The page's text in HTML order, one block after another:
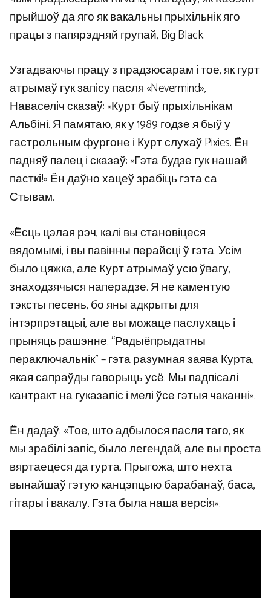
прыйшоў да яго як вакальны прыхільнік яго
працы з папярэдняй групай, Big Black.
Узгадваючы працу з прадзюсарам і тое, як гурт
атрымаў гук запісу пасля «Nevermind»,
Наваселіч сказаў: «Курт быў прыхільнікам
Альбіні. Я памятаю, як у 1989 годзе я быў у
гастрольным фургоне і Курт слухаў Pixies. Ён
падняў палец і сказаў: «Гэта будзе гук нашай
пасткі!» Ён даўно хацеў зрабіць гэта са
Стывам.
«Ёсць цэлая рэч, калі вы становіцеся
вядомымі, і вы павінны перайсці ў гэта. Усім
было цяжка, але Курт атрымаў усю ўвагу,
знаходзячыся наперадзе. Я не каментую
тэксты песень, бо яны адкрыты для
інтэрпрэтацыі, але вы можаце паслухаць і
прыняць рашэнне. “Радыёпрыдатны
пераключальнік” – гэта разумная заява Курта,
якая сапраўды гаворыць усё. Мы падпісалі
кантракт на гуказапіс і мелі ўсе гэтыя чаканні».
Ён дадаў: «Тое, што адбылося пасля таго, як
мы зрабілі запіс, было легендай, але вы проста
вяртаецеся да гурта. Прыгожа, што нехта
вынайшаў гэтую канцэпцыю барабанаў, баса,
гітары і вакалу. Гэта была наша версія».